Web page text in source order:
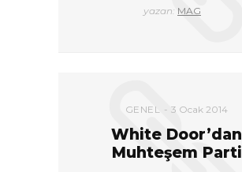
yazan: MAG
GENEL 3 Ocak 2014
White Door’dan
Muhteşem Parti